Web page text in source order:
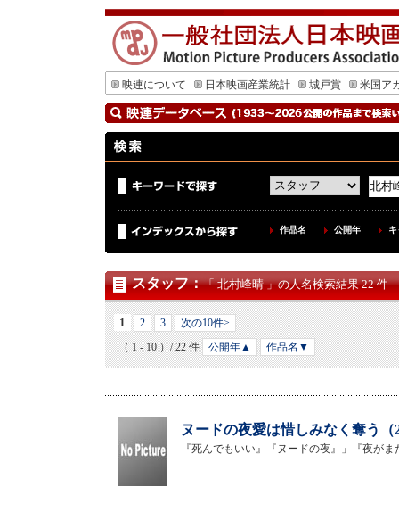
映連について 日本映画産業統計 城戸賞 米国ア
作品名 公開年
スタッフ：「 北村峰晴 」の人名検索結果 22 件
1 2 3
次の10件>
（ 1 - 10 ）/ 22 件
公開年▲ 作品名▼
ヌードの夜愛は惜しみなく奪う（
『死んでもいい』『ヌードの夜』」『夜が